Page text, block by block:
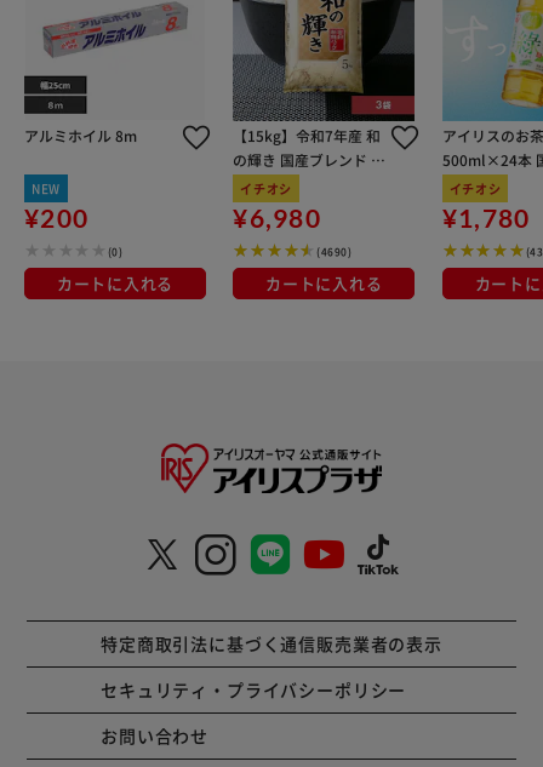
アルミホイル 8m
NEW
¥200
(0)
カートに入れる
【15kg】令和7年産 和
の輝き 国産ブレンド 5
kg×3袋
イチオシ
¥6,980
(4690)
カートに入れる
アイリスのお
500ml×24本
100％使用
イチオシ
¥1,780
カート
特定商取引法に基づく通信販売業者の表示
セキュリティ・プライバシーポリシー
お問い合わせ